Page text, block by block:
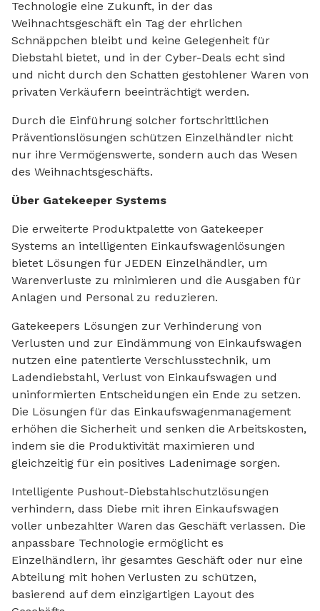
Technologie eine Zukunft, in der das
Weihnachtsgeschäft ein Tag der ehrlichen
Schnäppchen bleibt und keine Gelegenheit für
Diebstahl bietet, und in der Cyber-Deals echt sind
und nicht durch den Schatten gestohlener Waren von
privaten Verkäufern beeinträchtigt werden.
Durch die Einführung solcher fortschrittlichen
Präventionslösungen schützen Einzelhändler nicht
nur ihre Vermögenswerte, sondern auch das Wesen
des Weihnachtsgeschäfts.
Über Gatekeeper Systems
Die erweiterte Produktpalette von Gatekeeper
Systems an intelligenten Einkaufswagenlösungen
bietet Lösungen für JEDEN Einzelhändler, um
Warenverluste zu minimieren und die Ausgaben für
Anlagen und Personal zu reduzieren.
Gatekeepers Lösungen zur Verhinderung von
Verlusten und zur Eindämmung von Einkaufswagen
nutzen eine patentierte Verschlusstechnik, um
Ladendiebstahl, Verlust von Einkaufswagen und
uninformierten Entscheidungen ein Ende zu setzen.
Die Lösungen für das Einkaufswagenmanagement
erhöhen die Sicherheit und senken die Arbeitskosten,
indem sie die Produktivität maximieren und
gleichzeitig für ein positives Ladenimage sorgen.
Intelligente Pushout-Diebstahlschutzlösungen
verhindern, dass Diebe mit ihren Einkaufswagen
voller unbezahlter Waren das Geschäft verlassen. Die
anpassbare Technologie ermöglicht es
Einzelhändlern, ihr gesamtes Geschäft oder nur eine
Abteilung mit hohen Verlusten zu schützen,
basierend auf dem einzigartigen Layout des